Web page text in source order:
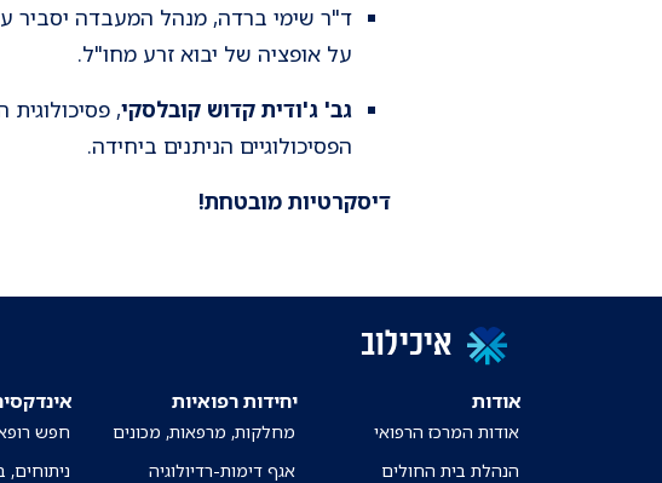
ד"ר שימי ברדה, מנהל המעבדה יסביר
על אופציה של יבוא זרע מחו"ל.
גב' ג'ודית קדוש קובלסקי,
הפסיכולוגיים הניתנים ביחידה.
דיסקרטיות מובטחת!
איכילוב
אודות
אודות המרכז הרפואי
הנהלת בית החולים
יחידות רפואיות
מחלקות, מרפאות, מכונים
אגף דימות-רדיולוגיה
חפש
ניתוחים,